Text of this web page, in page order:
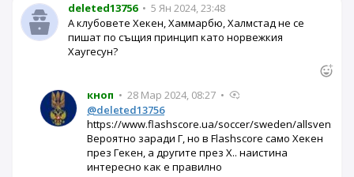
deleted13756 • 5 Ян 2024, 23:48
А клубовете Хекен, Хаммарбю, Халмстад не се
пишат по същия принцип като норвежкия
Хаугесун?
кноп • 28 Мар 2024, 08:27 •
@deleted13756
https://www.flashscore.ua/soccer/sweden/
Вероятно заради Г, но в Flashscore само Хекен
през Гекен, а другите през Х.. наистина
интересно как е правилно